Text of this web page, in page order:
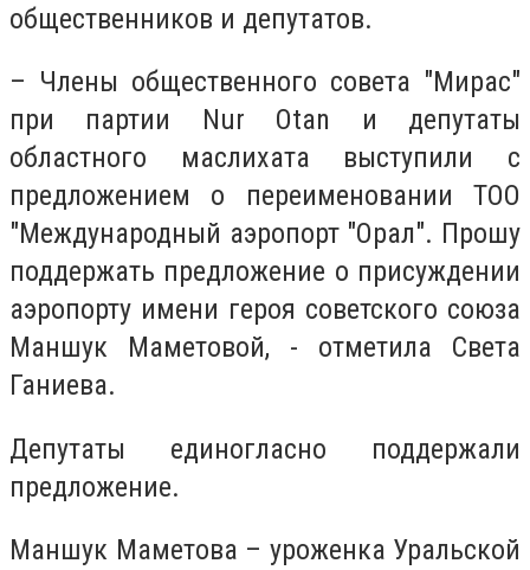
общественников и депутатов.
– Члены общественного совета "Мирас"
при партии Nur Otan и депутаты
областного маслихата выступили с
предложением о переименовании ТОО
"Международный аэропорт "Орал". Прошу
поддержать предложение о присуждении
аэропорту имени героя советского союза
Маншук Маметовой, - отметила Света
Ганиева.
Депутаты единогласно поддержали
предложение.
Маншук Маметова – уроженка Уральской